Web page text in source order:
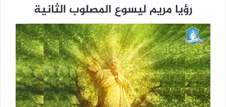
رؤيا مريم ليسوع المصلوب الثانية